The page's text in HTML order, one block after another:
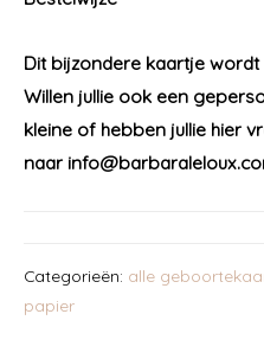
Dit bijzondere kaartje
Willen jullie ook een
kleine of hebben jullie hier
naar
Categorieën: alle
papier